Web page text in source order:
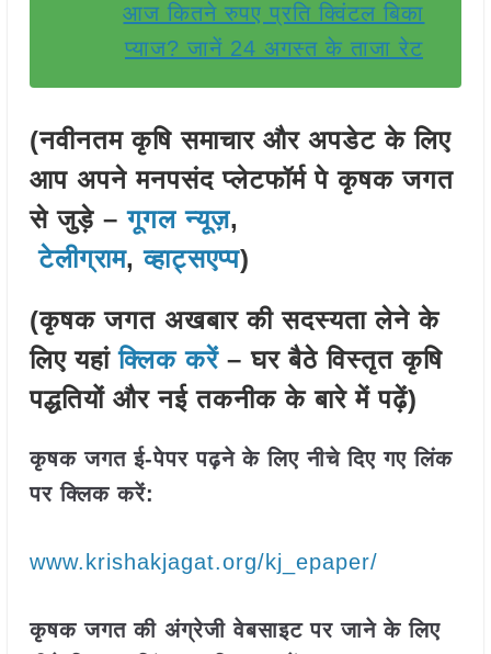
आज कितने रुपए प्रति क्विंटल बिका
प्याज? जानें 24 अगस्त के ताजा रेट
(नवीनतम कृषि समाचार और अपडेट के लिए
आप अपने मनपसंद प्लेटफॉर्म पे कृषक जगत
से जुड़े – गूगल न्यूज़,
टेलीग्राम,व्हाट्सएप्प)
(कृषक जगत अखबार की सदस्यता लेने के
लिए यहांक्लिक करें– घर बैठे विस्तृत कृषि
पद्धतियों और नई तकनीक के बारे में पढ़ें)
कृषक जगत ई-पेपर पढ़ने के लिए नीचे दिए गए लिंक
पर क्लिक करें:
www.krishakjagat.org/kj_epaper/
कृषक जगत की अंग्रेजी वेबसाइट पर जाने के लिए